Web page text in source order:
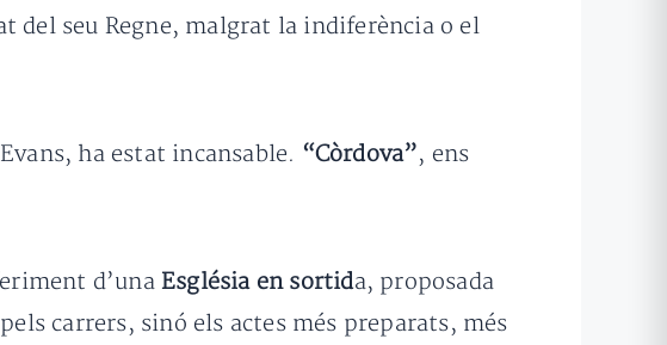
del seu Regne, malgrat la indiferència o el
ha estat incansable. “Còrdova”, ens
d’una Església en sortida, proposada
carrers, sinó els actes més preparats, més